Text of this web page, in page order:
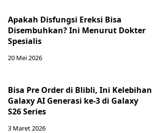
Apakah Disfungsi Ereksi Bisa
Disembuhkan? Ini Menurut Dokter
Spesialis
20 Mei 2026
Bisa Pre Order di Blibli, Ini Kelebihan
Galaxy AI Generasi ke-3 di Galaxy
S26 Series
3 Maret 2026